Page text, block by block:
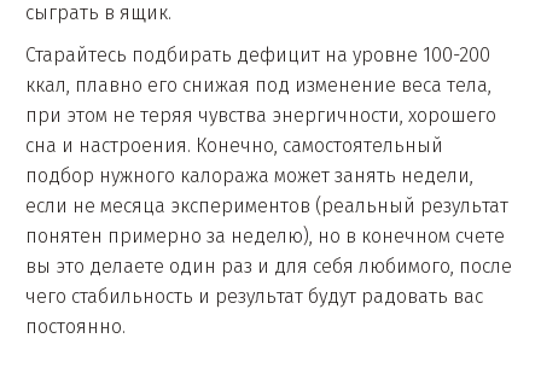
сыграть в ящик.
Старайтесь подбирать дефицит на уровне 100-200
ккал, плавно его снижая под изменение веса тела,
при этом не теряя чувства энергичности, хорошего
сна и настроения. Конечно, самостоятельный
подбор нужного калоража может занять недели,
если не месяца экспериментов (реальный результат
понятен примерно за неделю), но в конечном счете
вы это делаете один раз и для себя любимого, после
чего стабильность и результат будут радовать вас
постоянно.